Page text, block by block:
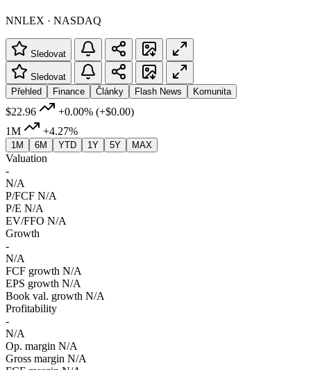
NNLEX · NASDAQ
Sledovat
Sledovat
Přehled
Finance Články Flash News Komunita
$22.96 +0.00% (+$0.00)
1M
+4.27%
1M 6M YTD 1Y 5Y MAX
Valuation
-
N/A
P/FCF N/A
P/E N/A
EV/FFO N/A
Growth
-
N/A
FCF growth N/A
EPS growth N/A
Book val. growth N/A
Profitability
-
N/A
Op. margin N/A
Gross margin N/A